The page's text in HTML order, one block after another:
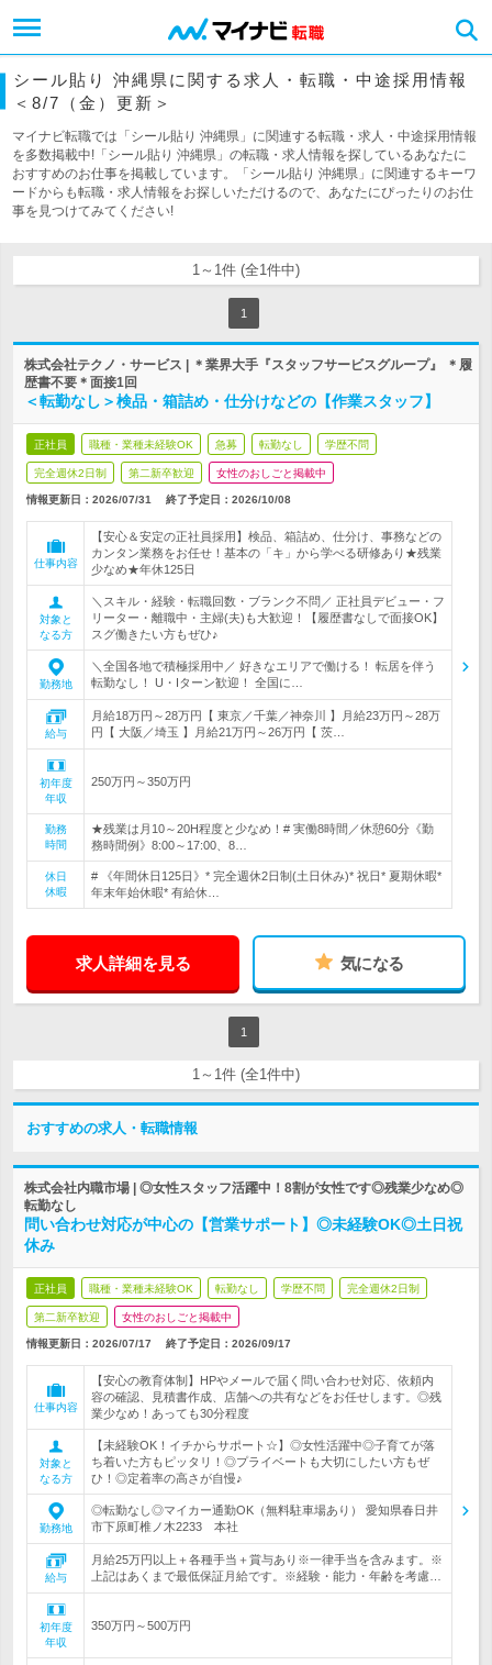
シール貼り 沖縄県に関する求人・転職・中途採用情報
＜8/7（金）更新＞
マイナビ転職では「シール貼り 沖縄県」に関連する転職・求人・中途採用情報
を多数掲載中!「シール貼り 沖縄県」の転職・求人情報を探しているあなたに
おすすめのお仕事を掲載しています。「シール貼り 沖縄県」に関連するキーワ
ードからも転職・求人情報をお探しいただけるので、あなたにぴったりのお仕
事を見つけてみてください!
1～1件 (全1件中)
1
株式会社テクノ・サービス | ＊業界大手『スタッフサービスグループ』 ＊履
歴書不要＊面接1回
＜転勤なし＞検品・箱詰め・仕分けなどの【作業スタッフ】
正社員 職種・業種未経験OK 急募 転勤なし 学歴不問
完全週休2日制 第二新卒歓迎 女性のおしごと掲載中
情報更新日：2026/07/31 終了予定日： 2026/10/08
仕事内容
【安心＆安定の正社員採用】検品、箱詰め、仕分け、事務などの
カンタン業務をお任せ！基本の「キ」から学べる研修あり★残業
少なめ★年休125日
対象と
なる方
＼スキル・経験・転職回数・ブランク不問／ 正社員デビュー・フ
リーター・離職中・主婦(夫)も大歓迎！【履歴書なしで面接OK】
スグ働きたい方もぜひ♪
勤務地
＼全国各地で積極採用中／ 好きなエリアで働ける！ 転居を伴う
転勤なし！ U・Iターン歓迎！ 全国に…
給与
月給18万円～28万円【 東京／千葉／神奈川 】月給23万円～28万
円【 大阪／埼玉 】月給21万円～26万円【 茨…
初年度
年収
250万円～350万円
勤務
時間
★残業は月10～20H程度と少なめ！# 実働8時間／休憩60分《勤
務時間例》8:00～17:00、8…
休日
休暇
# 《年間休日125日》* 完全週休2日制(土日休み)* 祝日* 夏期休暇*
年末年始休暇* 有給休…
求人詳細を見る 気になる
1
1～1件 (全1件中)
おすすめの求人・転職情報
株式会社内職市場 | ◎女性スタッフ活躍中！8割が女性です◎残業少なめ◎
転勤なし
問い合わせ対応が中心の【営業サポート】◎未経験OK◎土日祝
休み
正社員 職種・業種未経験OK 転勤なし 学歴不問 完全週休2日制
第二新卒歓迎 女性のおしごと掲載中
情報更新日：2026/07/17 終了予定日： 2026/09/17
仕事内容
【安心の教育体制】HPやメールで届く問い合わせ対応、依頼内
容の確認、見積書作成、店舗への共有などをお任せします。◎残
業少なめ！あっても30分程度
対象と
なる方
【未経験OK！イチからサポート☆】◎女性活躍中◎子育てが落
ち着いた方もピッタリ！◎プライベートも大切にしたい方もぜ
ひ！◎定着率の高さが自慢♪
勤務地
◎転勤なし◎マイカー通勤OK（無料駐車場あり） 愛知県春日井
市下原町椎ノ木2233 本社
給与
月給25万円以上＋各種手当＋賞与あり※一律手当を含みます。※
上記はあくまで最低保証月給です。※経験・能力・年齢を考慮…
初年度
年収
350万円～500万円